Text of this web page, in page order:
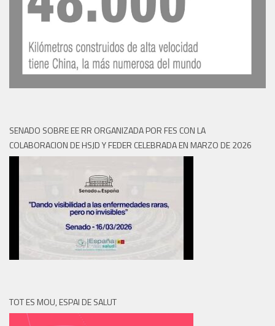
SENADO SOBRE EE RR ORGANIZADA POR FES CON LA
COLABORACION DE HSJD Y FEDER CELEBRADA EN MARZO DE 2026
TOT ES MOU, ESPAI DE SALUT